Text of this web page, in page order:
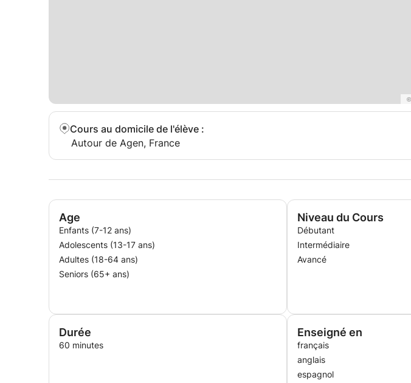
Cours au domicile de l'élève :
Autour de Agen, France
Age
Enfants (7-12 ans)
Adolescents (13-17 ans)
Adultes (18-64 ans)
Seniors (65+ ans)
Niveau du Cours
Débutant
Intermédiaire
Avancé
Durée
60 minutes
Enseigné en
français
anglais
espagnol